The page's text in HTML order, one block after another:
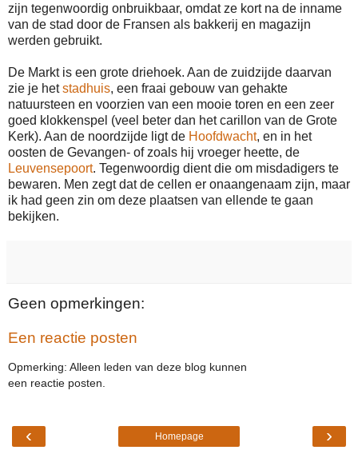
zijn tegenwoordig onbruikbaar, omdat ze kort na de inname
van de stad door de Fransen als bakkerij en magazijn
werden gebruikt.
De Markt is een grote driehoek. Aan de zuidzijde daarvan
zie je hetstadhuis, een fraai gebouw van gehakte
natuursteen en voorzien van een mooie toren en een zeer
goed klokkenspel (veel beter dan het carillon van de Grote
Kerk). Aan de noordzijde ligt de Hoofdwacht, en in het
oosten de Gevangen- of zoals hij vroeger heette, de
Leuvensepoort. Tegenwoordig dient die om misdadigers te
bewaren. Men zegt dat de cellen er onaangenaam zijn, maar
ik had geen zin om deze plaatsen van ellende te gaan
bekijken.
Geen opmerkingen:
Een reactie posten
Opmerking: Alleen leden van deze blog kunnen
een reactie posten.
‹ ›
Homepage